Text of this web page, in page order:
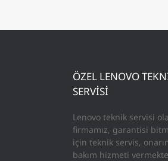
ÖZEL LENOVO
SERVİSİ
Lenovo teknik servisi
firmamız, garantisi
için teknik servis,
bakım hizmeti